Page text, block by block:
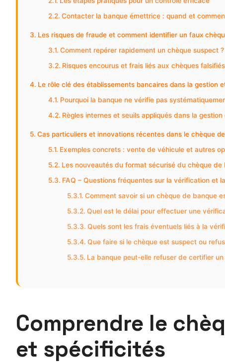
Contacter la banque émettrice : quand et
Les risques de fraude et comment identifier un faux
Comment repérer rapidement un chèque suspect ?
Risques encourus et frais liés aux chèques falsifiés
Le rôle clé des établissements bancaires dans la gestion
Pourquoi la banque ne vérifie pas
Règles internes et seuils appliqués dans la
Cas particuliers et innovations récentes dans le chèque
Exemples concrets : vente de véhicule et autres
Les nouveautés du format sécurisé du chèque de
FAQ – Questions fréquentes sur la vérification et
Comment savoir si un chèque de banque
Quel est le délai pour effectuer une
Quels sont les frais éventuels liés à la
Que faire si le chèque est suspect ou
La banque peut-elle refuser de certifier
Comprendre le
et spécificités